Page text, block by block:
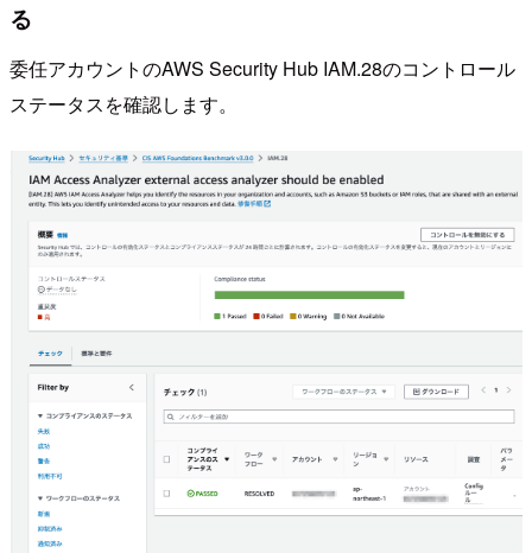
る
委任アカウントのAWS Security Hub IAM.28のコントロール
ステータスを確認します。